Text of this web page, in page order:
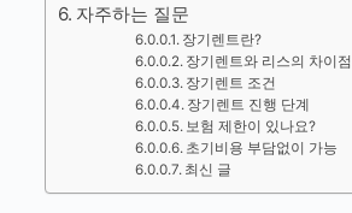
자주하는 질문
장기렌트란?
장기렌트와 리스의 차이점
장기렌트 조건
장기렌트 진행 단계
보험 제한이 있나요?
초기비용 부담없이 가능
최신 글